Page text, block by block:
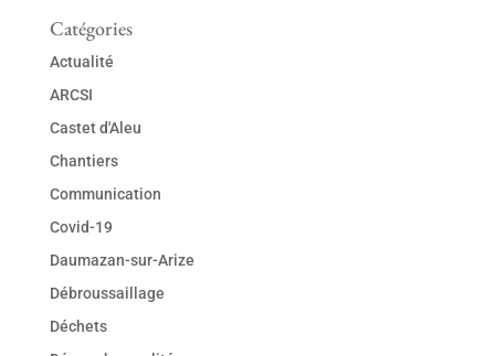
Catégories
Actualité
ARCSI
Castet d'Aleu
Chantiers
Communication
Covid-19
Daumazan-sur-Arize
Débroussaillage
Déchets